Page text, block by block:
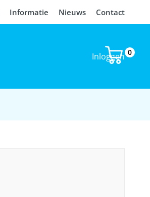
Informatie Nieuws Contact
0
Inloggen